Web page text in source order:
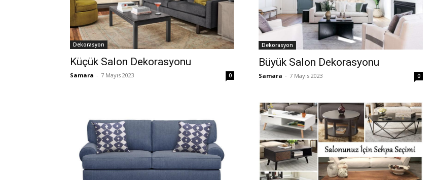
Dekorasyon
Küçük Salon Dekorasyonu
Samara - 7 Mayıs 2023 0
Dekorasyon
Büyük Salon Dekorasyonu
Samara - 7 Mayıs 2023 0